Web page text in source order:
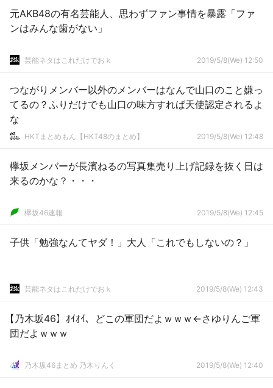
元AKB48の有名芸能人、思わずファン事情を暴露「ファ
ンはみんな歯がない」
芸能ネタはこれだけでおｋ 2019/5/8(We) 12:50
つながりメンバー以外のメンバーはなんで山口のこと嫌っ
てるの？ふりだけでも山口の味方すれば天使認定されるよ
な
HKTまとめもん【HKT48のまとめ】 2019/5/8(We) 12:48
欅坂メンバーが長濱ねるの写真集売り上げ記録を抜く日は
来るのかな？・・・
欅坂46速報 2019/5/8(We) 12:45
子供「勉強なんてヤダ！」大人「これでもしないの？」
芸能ネタはこれだけでおｋ 2019/5/8(We) 12:43
【乃木坂46】ｵｲｵｲ、どこの軍団だよｗｗｗ←さゆりんご軍
団だよｗｗｗ
乃木坂46まとめ 乃木りんく 2019/5/8(We) 12:40